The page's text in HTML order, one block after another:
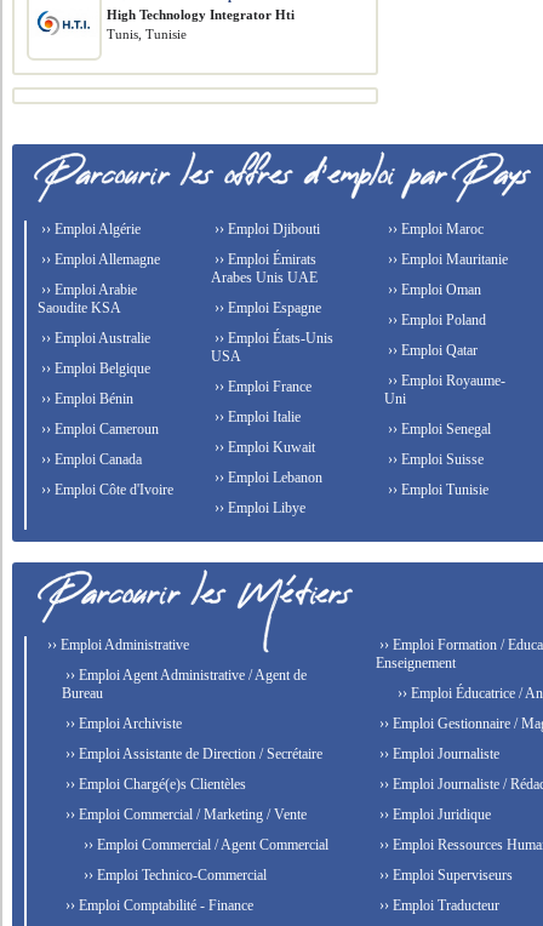
High Technology Integrator Hti
Tunis, Tunisie
›› Emploi Algérie
›› Emploi Allemagne
›› Emploi Arabie
Saoudite KSA
›› Emploi Australie
›› Emploi Belgique
›› Emploi Bénin
›› Emploi Cameroun
›› Emploi Canada
›› Emploi Côte d'Ivoire
›› Emploi Djibouti
›› Emploi Émirats
Arabes Unis UAE
›› Emploi Espagne
›› Emploi États-Unis
USA
›› Emploi France
›› Emploi Italie
›› Emploi Kuwait
›› Emploi Lebanon
›› Emploi Libye
›› Emploi Maroc
›› Emploi Mauritanie
›› Emploi Oman
›› Emploi Poland
›› Emploi Qatar
›› Emploi Royaume-
Uni
›› Emploi Senegal
›› Emploi Suisse
›› Emploi Tunisie
›› Emploi Administrative
›› Emploi Agent Administrative / Agent de
Bureau
›› Emploi Archiviste
›› Emploi Assistante de Direction / Secrétaire
›› Emploi Chargé(e)s Clientèles
›› Emploi Commercial / Marketing / Vente
›› Emploi Commercial / Agent Commercial
›› Emploi Technico-Commercial
›› Emploi Comptabilité - Finance
›› Emploi Formation /
Enseignement
›› Emploi Éducatrice /
›› Emploi Gestionnaire /
›› Emploi Journaliste
›› Emploi Journaliste /
›› Emploi Juridique
›› Emploi Ressources
›› Emploi Superviseurs
›› Emploi Traducteur